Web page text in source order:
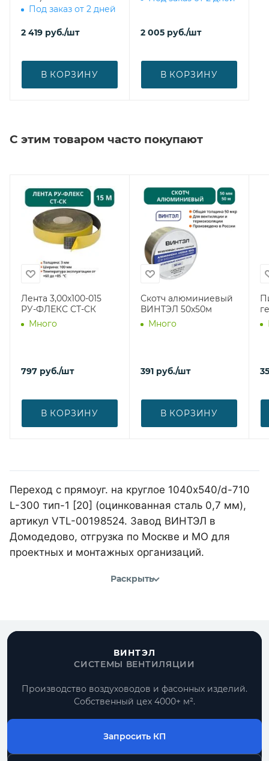
Под заказ от 2 дней
2 419 руб./шт
В КОРЗИНУ
2 005 руб./шт
В КОРЗИНУ
С этим товаром часто покупают
Лента 3,00х100-015
РУ-ФЛЕКС СТ-СК
Много
797 руб./шт
В КОРЗИНУ
Скотч алюминиевый
ВИНТЭЛ 50х50м
Много
391 руб./шт
В КОРЗИНУ
Переход с прямоуг. на круглое 1040х540/d-710
L-300 тип-1 [20] (оцинкованная сталь 0,7 мм),
артикул VTL-00198524. Завод ВИНТЭЛ в
Домодедово, отгрузка по Москве и МО для
проектных и монтажных организаций.
Раскрыть
ВИНТЭЛ
СИСТЕМЫ ВЕНТИЛЯЦИИ
Производство воздуховодов и фасонных изделий.
Собственный цех 4000+ м².
Запросить КП